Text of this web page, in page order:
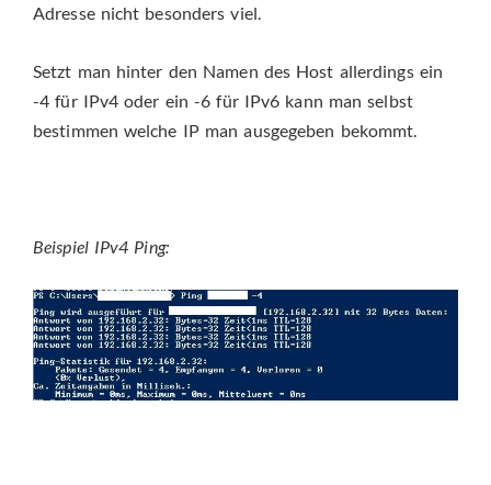
Adresse nicht besonders viel.
Setzt man hinter den Namen des Host allerdings ein
-4 für IPv4 oder ein -6 für IPv6 kann man selbst
bestimmen welche IP man ausgegeben bekommt.
Beispiel IPv4 Ping: